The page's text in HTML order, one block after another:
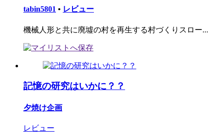
tabin5801 • レビュー
機械人形と共に廃墟の村を再生する村づくりスロー...
記憶の研究はいかに？？
夕焼け企画
レビュー